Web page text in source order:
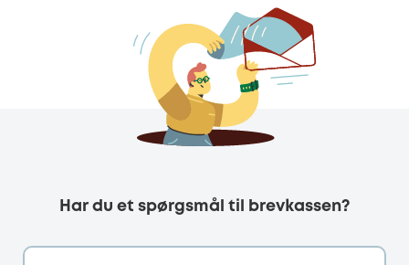
Har du et spørgsmål til brevkassen?